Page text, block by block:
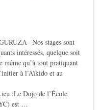
Nos stages sont
intéressés, quelque soit
même qu’à tout pratiquant
à l’Aïkido et au
:Le Dojo de l’École
est …